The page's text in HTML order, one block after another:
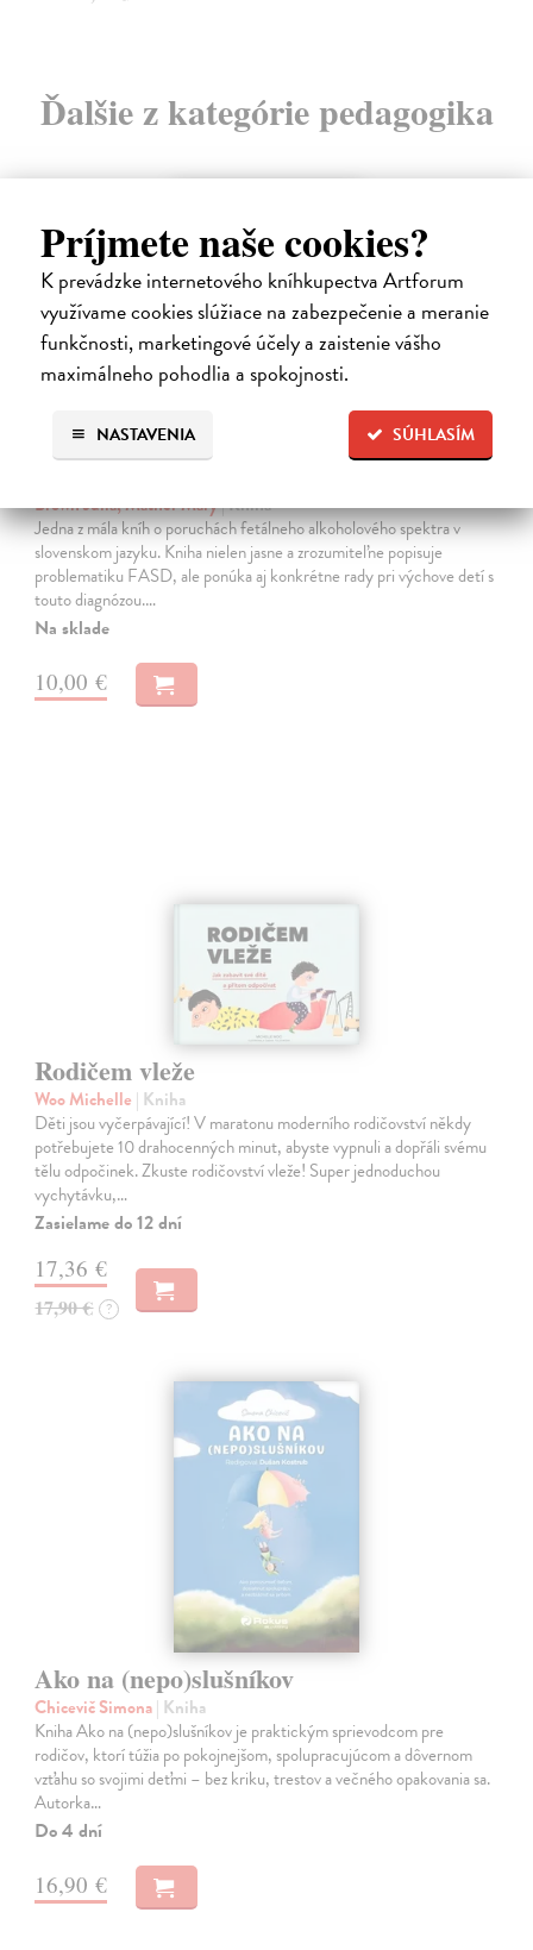
Príjmete naše cookies?
K prevádzke internetového kníhkupectva Artforum
využívame cookies slúžiace na zabezpečenie a meranie
funkčnosti, marketingové účely a zaistenie vášho
maximálneho pohodlia a spokojnosti.
SÚHLASÍM
NASTAVENIA
Ďalšie z kategórie pedagogika
Brown Julia, Mather Mary| Kniha
Jedna z mála kníh o poruchách fetálneho alkoholového spektra v
slovenskom jazyku. Kniha nielen jasne a zrozumiteľne popisuje
problematiku FASD, ale ponúka aj konkrétne rady pri výchove detí s
touto diagnózou.…
Na sklade
10,00 €
Rodičem vleže
Woo Michelle | Kniha
Děti jsou vyčerpávající! V maratonu moderního rodičovství někdy
potřebujete 10 drahocenných minut, abyste vypnuli a dopřáli svému
tělu odpočinek. Zkuste rodičovství vleže! Super jednoduchou
vychytávku,…
Zasielame do 12 dní
17,36 €
17,90 € ?
Ako na (nepo)slušníkov
Chicevič Simona| Kniha
Kniha Ako na (nepo)slušníkov je praktickým sprievodcom pre
rodičov, ktorí túžia po pokojnejšom, spolupracujúcom a dôvernom
vzťahu so svojimi deťmi – bez kriku, trestov a večného opakovania sa.
Autorka…
Do 4 dní
16,90 €